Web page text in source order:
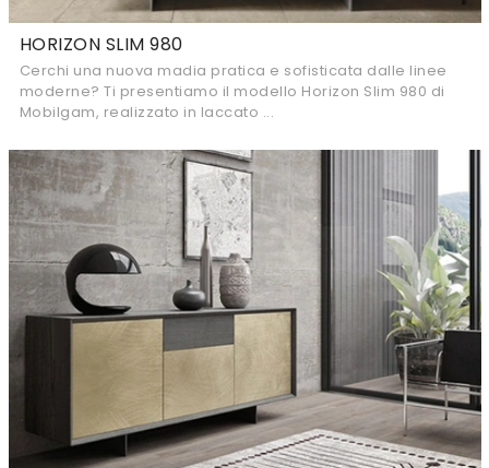
HORIZON SLIM 980
Cerchi una nuova madia pratica e sofisticata dalle linee
moderne? Ti presentiamo il modello Horizon Slim 980 di
Mobilgam, realizzato in laccato ...